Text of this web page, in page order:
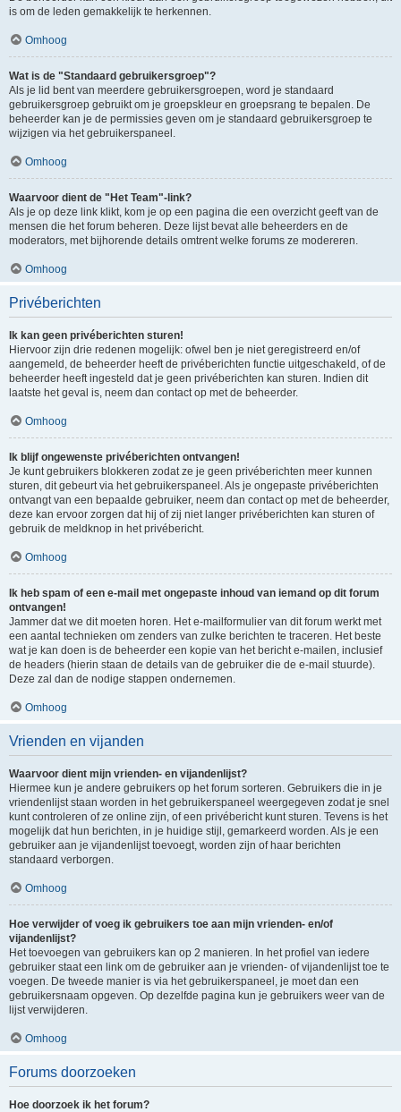
is om de leden gemakkelijk te herkennen.
Omhoog
Wat is de "Standaard gebruikersgroep"?
Als je lid bent van meerdere gebruikersgroepen, word je standaard
gebruikersgroep gebruikt om je groepskleur en groepsrang te bepalen. De
beheerder kan je de permissies geven om je standaard gebruikersgroep te
wijzigen via het gebruikerspaneel.
Omhoog
Waarvoor dient de "Het Team"-link?
Als je op deze link klikt, kom je op een pagina die een overzicht geeft van de
mensen die het forum beheren. Deze lijst bevat alle beheerders en de
moderators, met bijhorende details omtrent welke forums ze modereren.
Omhoog
Privéberichten
Ik kan geen privéberichten sturen!
Hiervoor zijn drie redenen mogelijk: ofwel ben je niet geregistreerd en/of
aangemeld, de beheerder heeft de privéberichten functie uitgeschakeld, of de
beheerder heeft ingesteld dat je geen privéberichten kan sturen. Indien dit
laatste het geval is, neem dan contact op met de beheerder.
Omhoog
Ik blijf ongewenste privéberichten ontvangen!
Je kunt gebruikers blokkeren zodat ze je geen privéberichten meer kunnen
sturen, dit gebeurt via het gebruikerspaneel. Als je ongepaste privéberichten
ontvangt van een bepaalde gebruiker, neem dan contact op met de beheerder,
deze kan ervoor zorgen dat hij of zij niet langer privéberichten kan sturen of
gebruik de meldknop in het privébericht.
Omhoog
Ik heb spam of een e-mail met ongepaste inhoud van iemand op dit forum
ontvangen!
Jammer dat we dit moeten horen. Het e-mailformulier van dit forum werkt met
een aantal technieken om zenders van zulke berichten te traceren. Het beste
wat je kan doen is de beheerder een kopie van het bericht e-mailen, inclusief
de headers (hierin staan de details van de gebruiker die de e-mail stuurde).
Deze zal dan de nodige stappen ondernemen.
Omhoog
Vrienden en vijanden
Waarvoor dient mijn vrienden- en vijandenlijst?
Hiermee kun je andere gebruikers op het forum sorteren. Gebruikers die in je
vriendenlijst staan worden in het gebruikerspaneel weergegeven zodat je snel
kunt controleren of ze online zijn, of een privébericht kunt sturen. Tevens is het
mogelijk dat hun berichten, in je huidige stijl, gemarkeerd worden. Als je een
gebruiker aan je vijandenlijst toevoegt, worden zijn of haar berichten
standaard verborgen.
Omhoog
Hoe verwijder of voeg ik gebruikers toe aan mijn vrienden- en/of
vijandenlijst?
Het toevoegen van gebruikers kan op 2 manieren. In het profiel van iedere
gebruiker staat een link om de gebruiker aan je vrienden- of vijandenlijst toe te
voegen. De tweede manier is via het gebruikerspaneel, je moet dan een
gebruikersnaam opgeven. Op dezelfde pagina kun je gebruikers weer van de
lijst verwijderen.
Omhoog
Forums doorzoeken
Hoe doorzoek ik het forum?